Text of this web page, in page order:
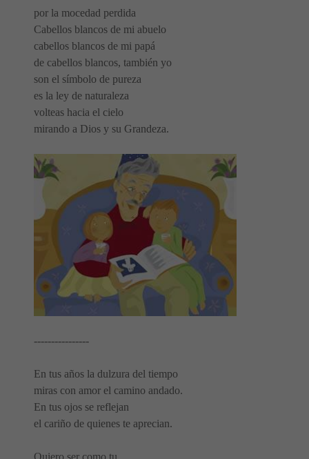
por la mocedad perdida
Cabellos blancos de mi abuelo
cabellos blancos de mi papá
de cabellos blancos, también yo
son el símbolo de pureza
es la ley de naturaleza
volteas hacia el cielo
mirando a Dios y su Grandeza.
----------------
En tus años la dulzura del tiempo
miras con amor el camino andado.
En tus ojos se reflejan
el cariño de quienes te aprecian.